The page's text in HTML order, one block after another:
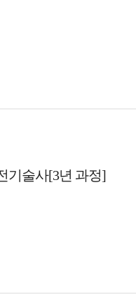
기술사[3년 과정]